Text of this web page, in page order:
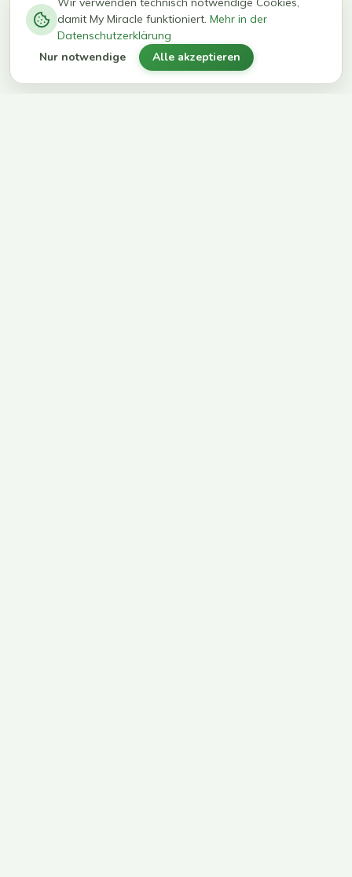
kg in 12
Wochen
erreichen
ihr Ziel
damit My Miracle funktioniert. Mehr in der
Datenschutzerklärung
Nur notwendige Alle akzeptieren